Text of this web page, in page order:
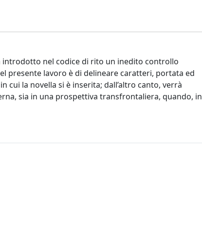
introdotto nel codice di rito un inedito controllo
presente lavoro è di delineare caratteri, portata ed
la novella si è inserita; dall’altro canto, verrà
sia in una prospettiva transfrontaliera, quando, in